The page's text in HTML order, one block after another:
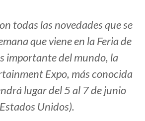
todas las novedades que se
que viene en la Feria de
importante del mundo, la
Expo, más conocida
lugar del 5 al 7 de junio
Unidos).